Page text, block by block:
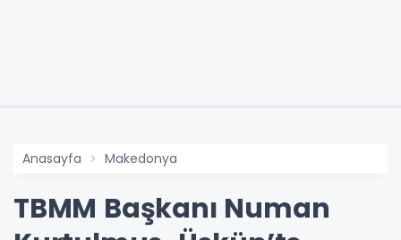
Anasayfa Makedonya
TBMM Başkanı Numan